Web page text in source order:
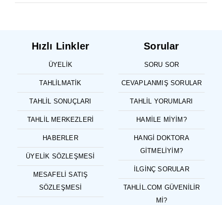
Hızlı Linkler
ÜYELIK
TAHLILMATIK
TAHLIL SONUÇLARI
TAHLIL MERKEZLERI
HABERLER
ÜYELIK SÖZLEŞMESI
MESAFELI SATIŞ
SÖZLEŞMESI
Sorular
SORU SOR
CEVAPLANMIŞ SORULAR
TAHLIL YORUMLARI
HAMILE MIYIM?
HANGI DOKTORA
GITMELIYIM?
İLGINÇ SORULAR
TAHLIL.COM GÜVENILIR
MI?